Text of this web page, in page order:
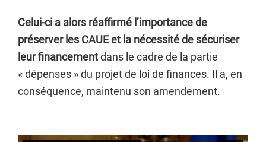
Celui-ci a alors réaffirmé l’importance de
préserver les CAUE et la nécessité de sécuriser
leur financementdans le cadre de la partie
« dépenses » du projet de loi de finances. Il a, en
conséquence, maintenu son amendement.